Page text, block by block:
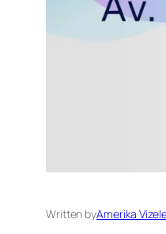
Written byAmerika